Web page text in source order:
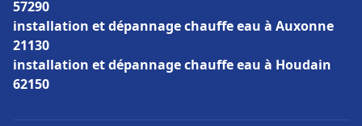
57290
installation et dépannage chauffe eau à Auxonne
21130
installation et dépannage chauffe eau à Houdain
62150